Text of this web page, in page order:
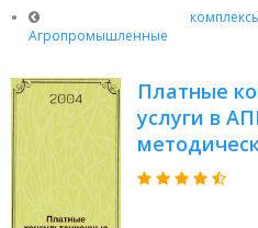
Агропромышленные
Платные
услуги в